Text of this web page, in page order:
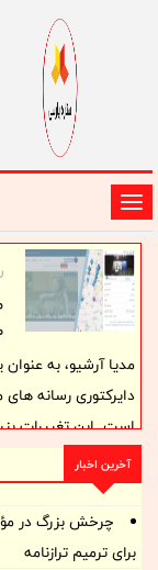
تغییر
وضعیت
ناوبری
مدیا آرشیو، به
دایرکتوری رسانه
است. این تغییرات
بیشتری به اطلاعات
آخرین اخبار
برای ترمیم ترازنامه